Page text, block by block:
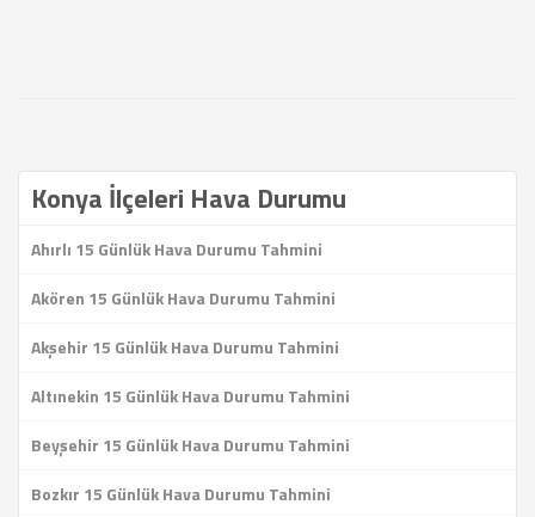
Konya İlçeleri Hava Durumu
Ahırlı 15 Günlük Hava Durumu Tahmini
Akören 15 Günlük Hava Durumu Tahmini
Akşehir 15 Günlük Hava Durumu Tahmini
Altınekin 15 Günlük Hava Durumu Tahmini
Beyşehir 15 Günlük Hava Durumu Tahmini
Bozkır 15 Günlük Hava Durumu Tahmini